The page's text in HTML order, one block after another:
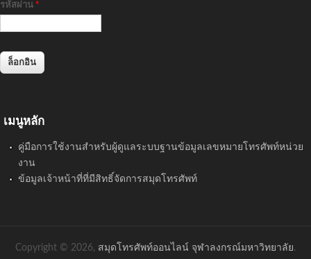
รหัสผ่าน *
เมนูหลัก
คู่มือการใช้งานสำหรับผู้ดูแลระบบฐานข้อมูลเลขหมายโทรศัพท์หน่วย
งาน
ข้อมูลเจ้าหน้าที่ที่มีสิทธิ์จัดการสมุดโทรศัพท์
Copyright © 2026, สมุดโทรศัพท์ออนไลน์ จุฬาลงกรณ์มหาวิทยาลัย.